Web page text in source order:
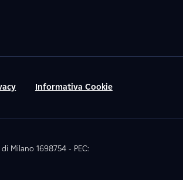
Informativa Cookie
Milano 1698754 - PEC: